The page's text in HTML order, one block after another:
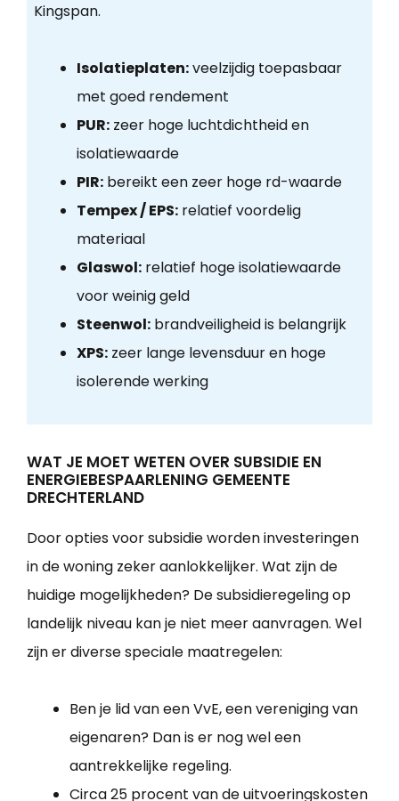
Kingspan.
Isolatieplaten:veelzijdig toepasbaar
met goed rendement
PUR:zeer hoge luchtdichtheid en
isolatiewaarde
PIR:bereikt een zeer hoge rd-waarde
Tempex / EPS:relatief voordelig
materiaal
Glaswol:relatief hoge isolatiewaarde
voor weinig geld
Steenwol:brandveiligheid is belangrijk
XPS:zeer lange levensduur en hoge
isolerende werking
WAT JE MOET WETEN OVER SUBSIDIE EN
ENERGIEBESPAARLENING GEMEENTE
DRECHTERLAND
Door opties voor subsidie worden investeringen
in de woning zeker aanlokkelijker. Wat zijn de
huidige mogelijkheden? De subsidieregeling op
landelijk niveau kan je niet meer aanvragen. Wel
zijn er diverse speciale maatregelen:
Ben je lid van een VvE, een vereniging van
eigenaren? Dan is er nog wel een
aantrekkelijke regeling.
Circa 25 procent van de uitvoeringskosten